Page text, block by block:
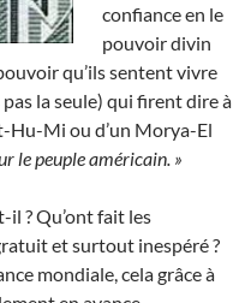
confiance en le
pouvoir divin
qu’ils sentent vivre
pas la seule) qui firent dire à
Hu-Mi ou d’un Morya-El
le peuple américain. »
il ? Qu’ont fait les
et surtout inespéré ?
mondiale, cela grâce à